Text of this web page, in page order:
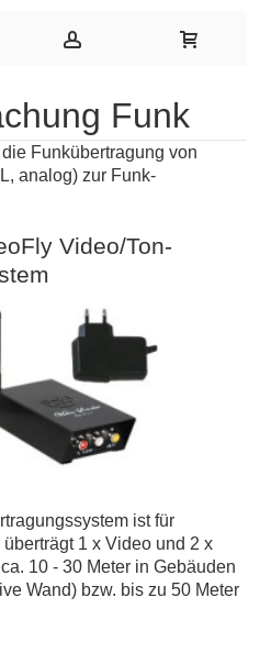
Funk
Funkübertragung von
analog) zur Funk-
Video/Ton-
ist für
1 x Video und 2 x
10 - 30 Meter in Gebäuden
Wand) bzw. bis zu 50 Meter